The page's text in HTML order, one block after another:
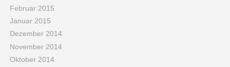
Februar 2015
Januar 2015
Dezember 2014
November 2014
Oktober 2014